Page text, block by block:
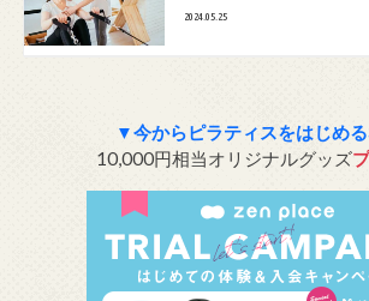
2024.05.25
▼今からピラティスをはじめ
10,000円相当オリジナルグッズ